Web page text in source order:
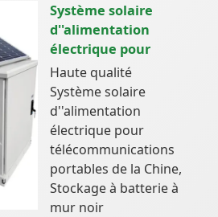
Système solaire
d''alimentation
électrique pour
Haute qualité
Système solaire
d''alimentation
électrique pour
télécommunications
portables de la Chine,
Stockage à batterie à
mur noir